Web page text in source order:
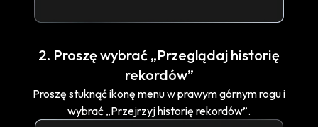
2. Proszę wybrać „Przeglądaj historię
rekordów”
Proszę stuknąć ikonę menu w prawym górnym rogu i
wybrać „Przejrzyj historię rekordów”.